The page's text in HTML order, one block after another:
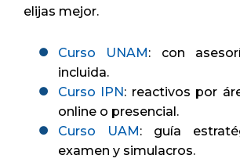
elijas mejor.
Curso UNAM : con
incluida.
Curso IPN : reactivos por
online o presencial.
Curso UAM : guía
examen y simulacros.